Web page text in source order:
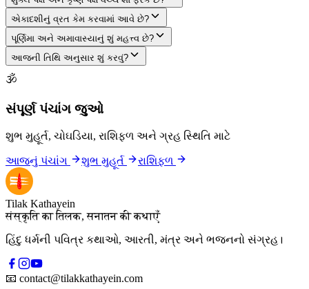
એકાદશીનું વ્રત કેમ કરવામાં આવે છે?
પૂર્ણિમા અને અમાવાસ્યાનું શું મહત્ત્વ છે?
આજની તિથિ અનુસાર શું કરવું?
🕉
સંપૂર્ણ પંચાંગ જુઓ
શુભ મુહૂર્ત, ચોઘડિયા, રાશિફળ અને ગ્રહ સ્થિતિ માટે
આજનું પંચાંગ શુભ મુહૂર્ત રાશિફળ
Tilak Kathayein
संस्कृति का तिलक, सनातन की कथाएँ
હિંદુ ધર્મની પવિત્ર કથાઓ, આરતી, મંત્ર અને ભજનનો સંગ્રહ।
📧 contact@tilakkathayein.com